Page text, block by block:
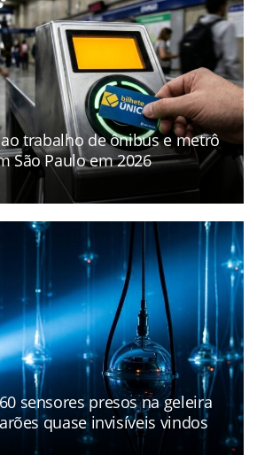
trabalho de ônibus e metrô
São Paulo em 2026
sensores presos na geleira
quase invisíveis vindos